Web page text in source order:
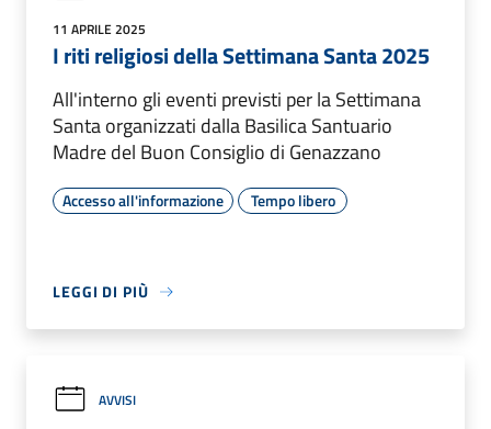
11 APRILE 2025
I riti religiosi della Settimana Santa 2025
All'interno gli eventi previsti per la Settimana
Santa organizzati dalla Basilica Santuario
Madre del Buon Consiglio di Genazzano
Accesso all'informazione Tempo libero
LEGGI DI PIÙ
AVVISI